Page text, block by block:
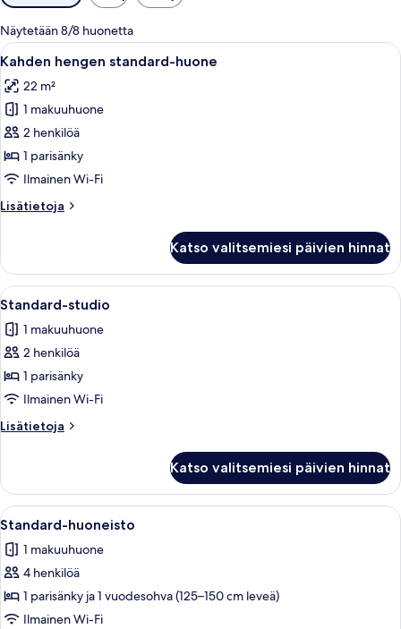
saatavilla
olevia
suodattimia
Näytetään 8/8 huonetta
Avaa
kaikki
huonetyypin
Kahden
hengen
standard-
huone
Moderni hotellihuone, jossa on suuri
6
Kahden hengen standard-huone
22 m²
1 makuuhuone
2 henkilöä
1 parisänky
Ilmainen Wi-Fi
Lisätietoja
Lisätietoja
standard-
huone
Katso valitsemiesi päivien hinnat
Avaa
kaikki
huonetyypin
Standard-
studio
kuvat
Hotellihuone, jossa on sänky, pieni
9
Standard-studio
1 makuuhuone
2 henkilöä
1 parisänky
Ilmainen Wi-Fi
Lisätietoja
Lisätietoja
Katso valitsemiesi päivien hinnat
Avaa
kaikki
huonetyypin
Standard-
huoneisto
kuvat
Hotellihuone, jossa on sänky,
11
Standard-huoneisto
1 makuuhuone
4 henkilöä
1 parisänky ja 1 vuodesohva (125–150 cm leveä)
Ilmainen Wi-Fi